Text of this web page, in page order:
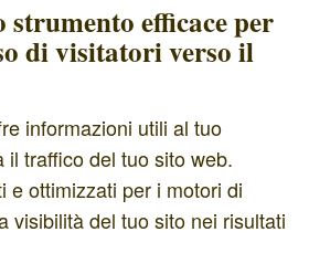
strumento efficace per
di visitatori verso il
informazioni utili al tuo
il traffico del tuo sito web.
e ottimizzati per i motori di
visibilità del tuo sito nei risultati